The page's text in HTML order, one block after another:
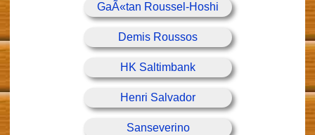
GaÃ«tan Roussel-Hoshi
Demis Roussos
HK Saltimbank
Henri Salvador
Sanseverino